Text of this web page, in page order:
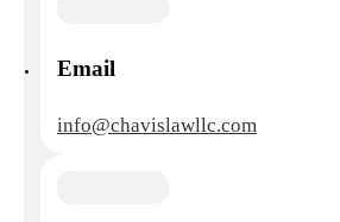
Email
info@chavislawllc.com